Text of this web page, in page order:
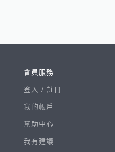
會員服務
登入 / 註冊
我的帳戶
幫助中心
我有建議